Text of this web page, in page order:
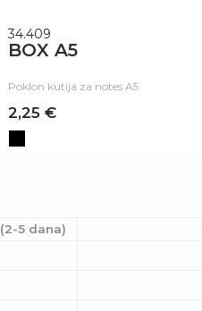
34.409
BOX A5
Poklon kutija za notes A5
2,25 €
(2-5 dana)